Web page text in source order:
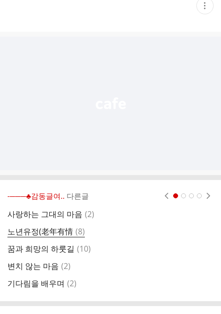
현
재
-───♣감동글여.. 다른글
사랑하는 그대의 마음 댓
(2)
노년유정(老年有情 댓
글
(8)
꿈과 희망의 하룻길 댓
(10)
변치 않는 마음 댓
(2)
기다림을 배우며 댓
(2)